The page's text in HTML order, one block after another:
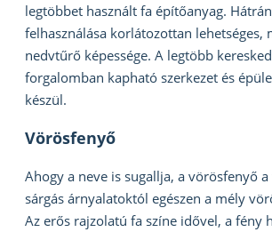
legtöbbet használt fa építőanyag.
felhasználása korlátozottan lehetséges,
nedvtűrő képessége. A legtöbb
forgalomban kapható szerkezet és
készül.
Vörösfenyő
Ahogy a neve is sugallja, a vörösfenyő
sárgás árnyalatoktól egészen a mély
Az erős rajzolatú fa színe idővel, a fény